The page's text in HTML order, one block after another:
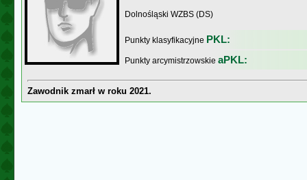
Dolnośląski WZBS (DS)
Punkty klasyfikacyjne PKL:
Punkty arcymistrzowskie aPKL:
Zawodnik zmarł w roku 2021.